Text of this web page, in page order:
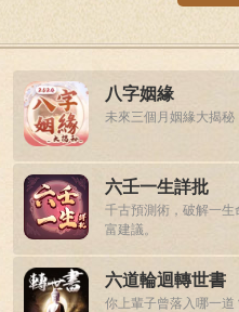
八字姻緣
未來三個月姻緣大揭
六壬一生詳批
千古預測術，破解一
富建議。
六道輪迴轉世書
你上輩子曾落入哪一